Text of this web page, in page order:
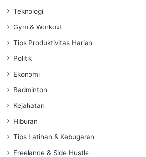
Teknologi
Gym & Workout
Tips Produktivitas Harian
Politik
Ekonomi
Badminton
Kejahatan
Hiburan
Tips Latihan & Kebugaran
Freelance & Side Hustle